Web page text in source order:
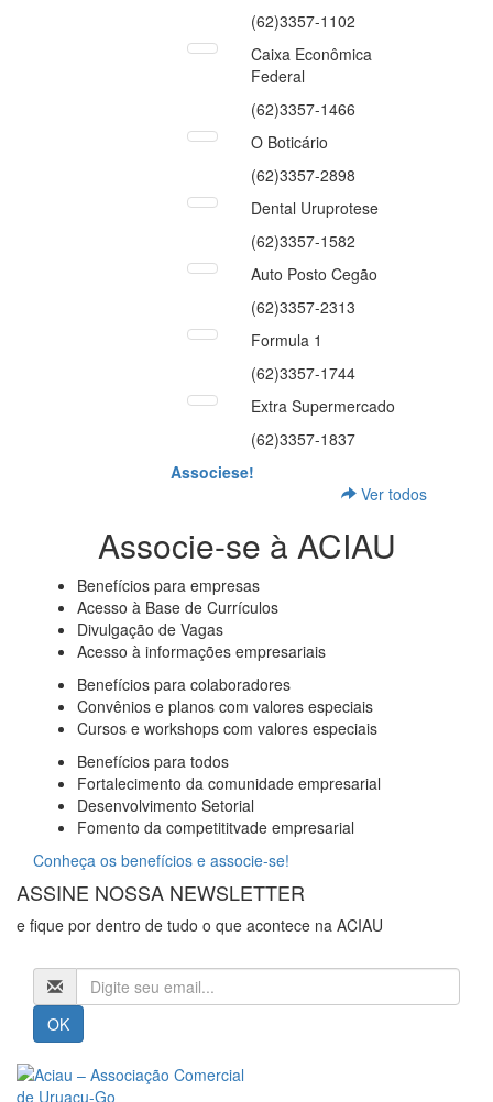
(62)3357-1102
Caixa Econômica
Federal
(62)3357-1466
O Boticário
(62)3357-2898
Dental Uruprotese
(62)3357-1582
Auto Posto Cegão
(62)3357-2313
Formula 1
(62)3357-1744
Extra Supermercado
(62)3357-1837
Associese!
Ver todos
Associe-se à ACIAU
Benefícios para empresas
Acesso à Base de Currículos
Divulgação de Vagas
Acesso à informações empresariais
Benefícios para colaboradores
Convênios e planos com valores especiais
Cursos e workshops com valores especiais
Benefícios para todos
Fortalecimento da comunidade empresarial
Desenvolvimento Setorial
Fomento da competititvade empresarial
Conheça os benefícios e associe-se!
ASSINE NOSSA NEWSLETTER
e fique por dentro de tudo o que acontece na ACIAU